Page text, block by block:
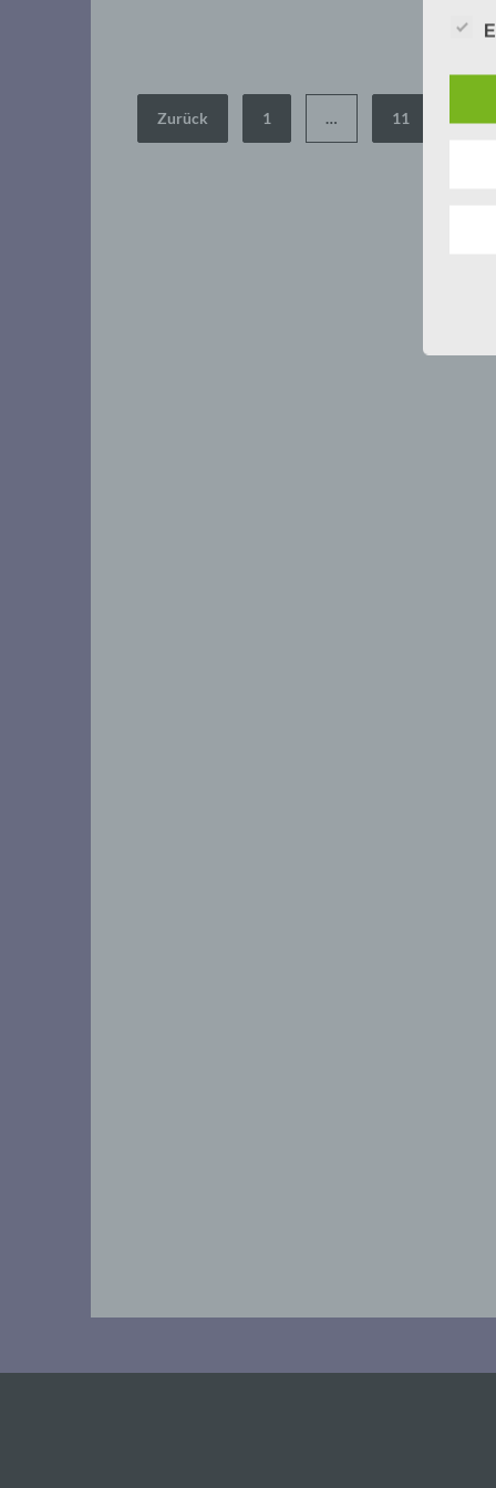
Seitennummerierung
Zurück 1 … 11